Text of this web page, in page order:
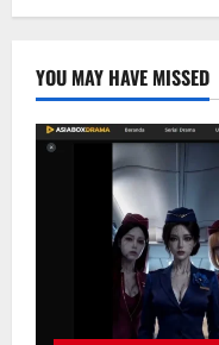
YOU MAY HAVE MISSED